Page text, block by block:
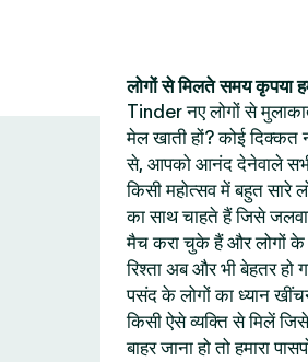
लोगों से मिलते समय कृपया
Tinder नए लोगों से
मेल खाती हों? कोई दिक्कत
से, आपको आनंद देनेवाले
किसी महोत्सव में बहुत सारे
का साथ चाहते हैं जिसे
मैच करा चुके हैं और लोगों
रिश्ता अब और भी बेहतर
पसंद के लोगों का ध्यान
किसी ऐसे व्यक्ति से मिलें
बाहर जाना हो तो हमारा